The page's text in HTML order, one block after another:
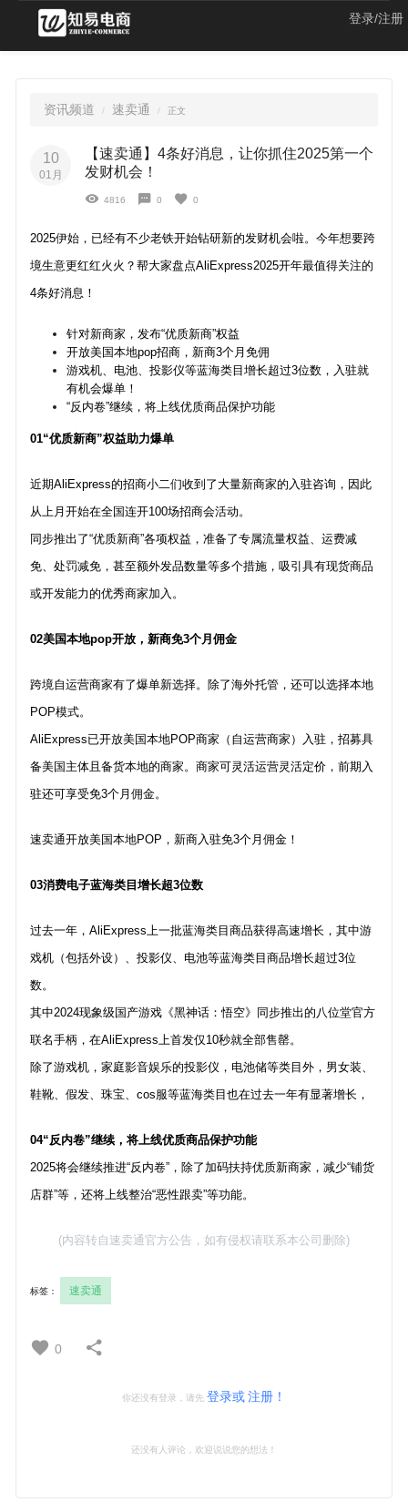
登录/注册
资讯频道 速卖通 正文
10
01月
【速卖通】4条好消息，让你抓住2025第一个
发财机会！
4816 0 0
2025伊始，已经有不少老铁开始钻研新的发财机会啦。今年想要跨
境生意更红红火火？帮大家盘点AliExpress2025开年最值得关注的
4条好消息！
针对新商家，发布“优质新商”权益
开放美国本地pop招商，新商3个月免佣
游戏机、电池、投影仪等蓝海类目增长超过3位数，入驻就
有机会爆单！
“反内卷”继续，将上线优质商品保护功能
01“优质新商”权益助力爆单
近期AliExpress的招商小二们收到了大量新商家的入驻咨询，因此
从上月开始在全国连开100场招商会活动。
同步推出了“优质新商”各项权益，准备了专属流量权益、运费减
免、处罚减免，甚至额外发品数量等多个措施，吸引具有现货商品
或开发能力的优秀商家加入。
02美国本地pop开放，新商免3个月佣金
跨境自运营商家有了爆单新选择。除了海外托管，还可以选择本地
POP模式。
AliExpress已开放美国本地POP商家（自运营商家）入驻，招募具
备美国主体且备货本地的商家。商家可灵活运营灵活定价，前期入
驻还可享受免3个月佣金。
速卖通开放美国本地POP，新商入驻免3个月佣金！
03消费电子蓝海类目增长超3位数
过去一年，AliExpress上一批蓝海类目商品获得高速增长，其中游
戏机（包括外设）、投影仪、电池等蓝海类目商品增长超过3位
数。
其中2024现象级国产游戏《黑神话：悟空》同步推出的八位堂官方
联名手柄，在AliExpress上首发仅10秒就全部售罄。
除了游戏机，家庭影音娱乐的投影仪，电池储等类目外，男女装、
鞋靴、假发、珠宝、cos服等蓝海类目也在过去一年有显著增长，
04“反内卷”继续，将上线优质商品保护功能
2025将会继续推进“反内卷”，除了加码扶持优质新商家，减少“铺货
店群”等，还将上线整治“恶性跟卖”等功能。
(内容转自速卖通官方公告，如有侵权请联系本公司删除)
标签： 速卖通
0
你还没有登录，请先 登录或注册！
还没有人评论，欢迎说说您的想法！